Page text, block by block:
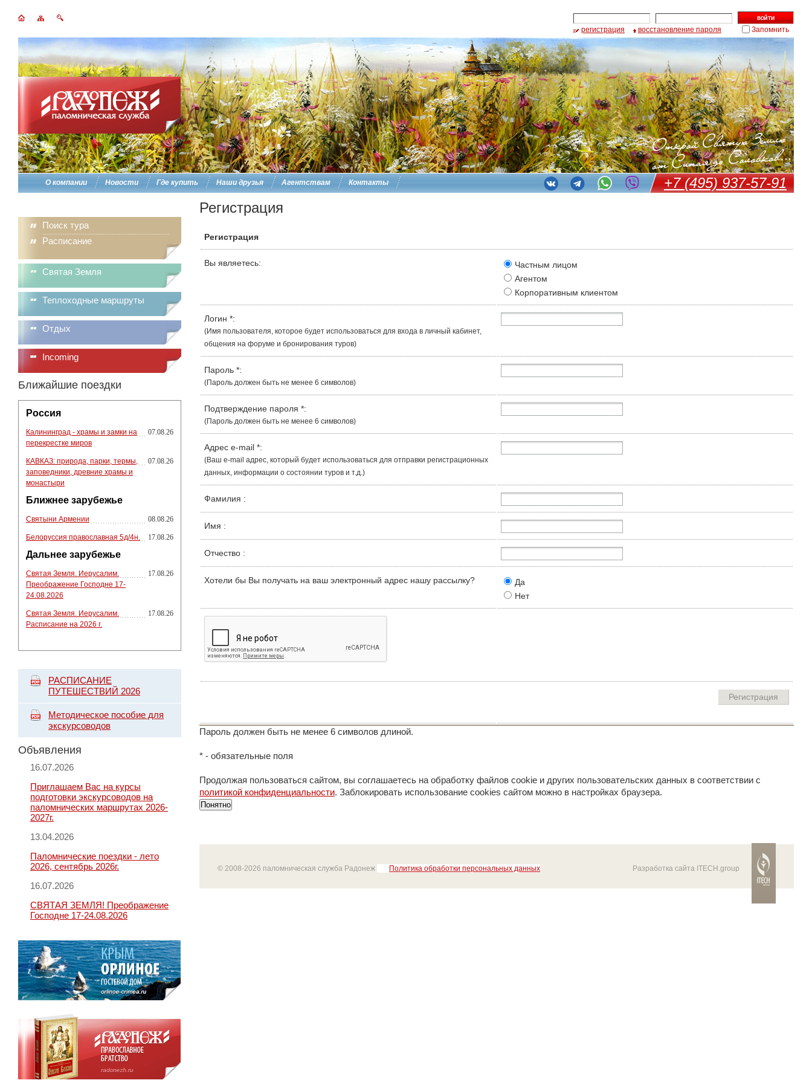
регистрация восстановление пароля Запомнить
О компании Новости Где купить Наши друзья Агентствам Контакты +7 (495) 937-57-91
Поиск тура
Расписание
Святая Земля
Теплоходные маршруты
Отдых
Incoming
Ближайшие поездки
Россия
Калининград - храмы и замки на
перекрестке миров
07.08.26
КАВКАЗ: природа, парки, термы,
заповедники, древние храмы и
монастыри
07.08.26
Ближнее зарубежье
Святыни Армении 08.08.26
Белоруссия православная 5д/4н. 17.08.26
Дальнее зарубежье
Святая Земля. Иерусалим.
Преображение Господне 17-
24.08.2026
17.08.26
Святая Земля. Иерусалим.
Расписание на 2026 г.
17.08.26
РАСПИСАНИЕ
ПУТЕШЕСТВИЙ 2026
Методическое пособие для
экскурсоводов
Объявления
16.07.2026
Приглашаем Вас на курсы
подготовки экскурсоводов на
паломнических маршрутах 2026-
2027г.
13.04.2026
Паломнические поездки - лето
2026, сентябрь 2026г.
16.07.2026
СВЯТАЯ ЗЕМЛЯ! Преображение
Господне 17-24.08.2026
Регистрация
Регистрация
Вы являетесь:
Частным лицом
Агентом
Корпоративным клиентом
Логин *:
(Имя пользователя, которое будет использоваться для входа в личный кабинет,
общения на форуме и бронирования туров)
Пароль *:
(Пароль должен быть не менее 6 символов)
Подтверждение пароля *:
(Пароль должен быть не менее 6 символов)
Адрес e-mail *:
(Ваш e-mail адрес, который будет использоваться для отправки регистрационных
данных, информации о состоянии туров и т.д.)
Фамилия :
Имя :
Отчество :
Хотели бы Вы получать на ваш электронный адрес нашу рассылку?
Да
Нет
Пароль должен быть не менее 6 символов длиной.
* - обязательные поля
Продолжая пользоваться сайтом, вы соглашаетесь на обработку файлов cookie и других пользовательских данных в соответствии с
политикой конфиденциальности. Заблокировать использование cookies сайтом можно в настройках браузера.
Понятно
© 2008-2026 паломническая служба Радонеж Политика обработки персональных данных Разработка сайта ITECH.group